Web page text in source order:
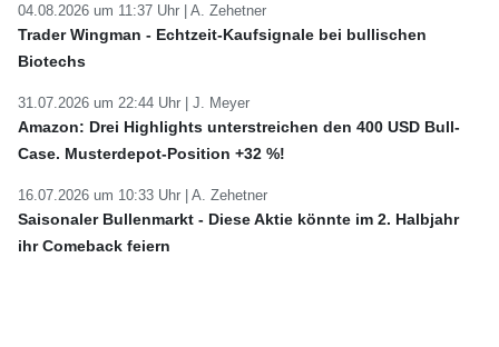
04.08.2026 um 11:37 Uhr | A. Zehetner
Trader Wingman - Echtzeit-Kaufsignale bei bullischen
Biotechs
31.07.2026 um 22:44 Uhr | J. Meyer
Amazon: Drei Highlights unterstreichen den 400 USD Bull-
Case. Musterdepot-Position +32 %!
16.07.2026 um 10:33 Uhr | A. Zehetner
Saisonaler Bullenmarkt - Diese Aktie könnte im 2. Halbjahr
ihr Comeback feiern